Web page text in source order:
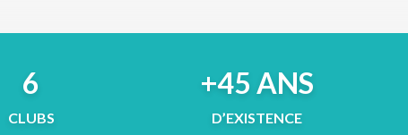
6
CLUBS
+45 ANS
D’EXISTENCE